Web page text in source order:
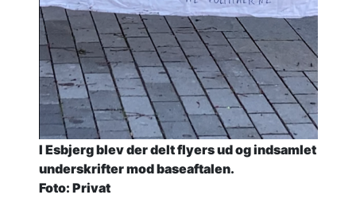
I Esbjerg blev der delt flyers ud og indsamlet
underskrifter mod baseaftalen.
Foto: Privat